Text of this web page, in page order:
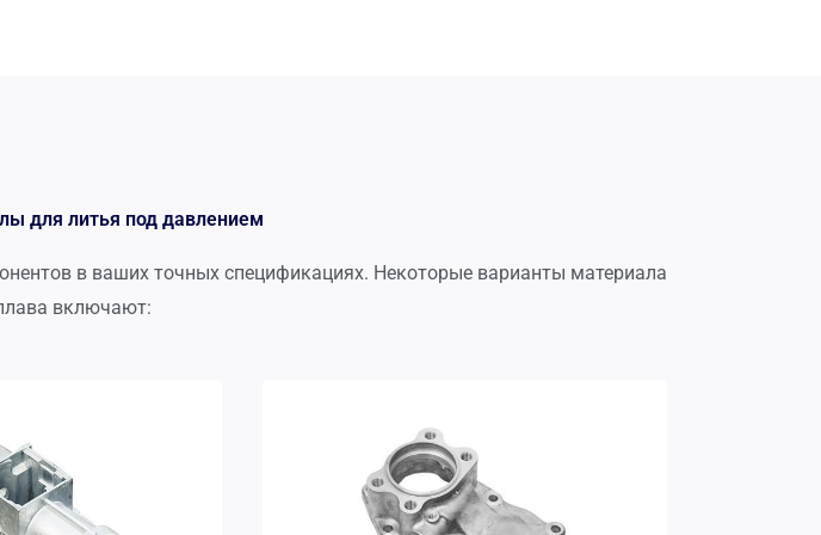
для литья под давлением
в ваших точных спецификациях. Некоторые варианты материала
включают: